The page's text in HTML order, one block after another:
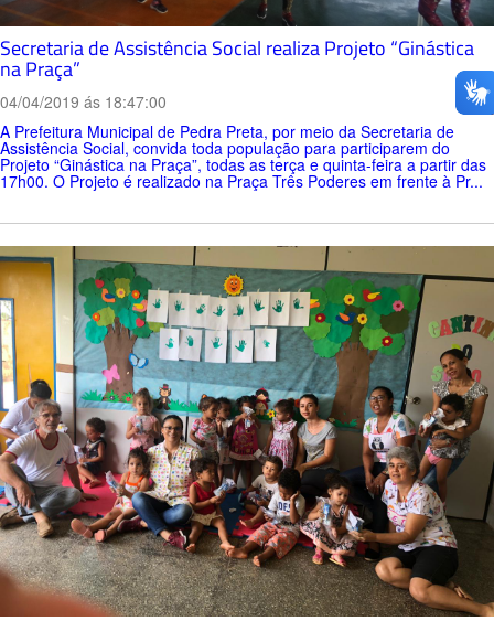
Secretaria de Assistência Social realiza Projeto “Ginástica
na Praça”
04/04/2019 ás 18:47:00
A Prefeitura Municipal de Pedra Preta, por meio da Secretaria de
Assistência Social, convida toda população para participarem do
Projeto “Ginástica na Praça”, todas as terça e quinta-feira a partir das
17h00. O Projeto é realizado na Praça Três Poderes em frente à Pr...